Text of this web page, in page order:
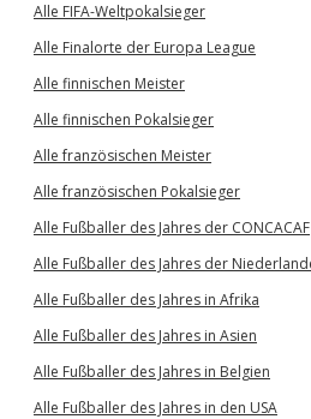
Alle FIFA-Weltpokalsieger
Alle Finalorte der Europa League
Alle finnischen Meister
Alle finnischen Pokalsieger
Alle französischen Meister
Alle französischen Pokalsieger
Alle Fußballer des Jahres der CONCACAF
Alle Fußballer des Jahres der
Alle Fußballer des Jahres in Afrika
Alle Fußballer des Jahres in Asien
Alle Fußballer des Jahres in Belgien
Alle Fußballer des Jahres in den USA